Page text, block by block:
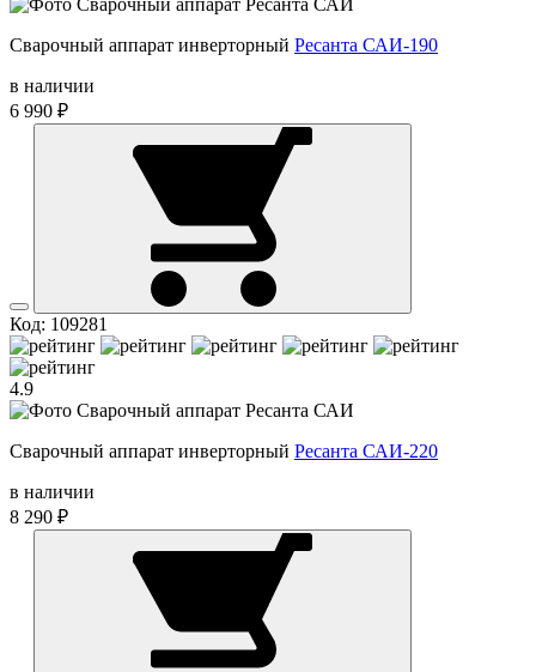
Сварочный аппарат инверторный Ресанта САИ-190
в наличии
6 990 ₽
Код: 109281
4.9
Сварочный аппарат инверторный Ресанта САИ-220
в наличии
8 290 ₽